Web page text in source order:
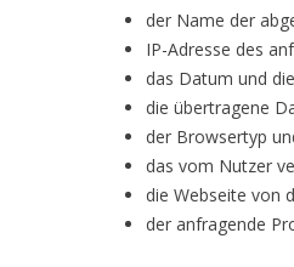
der Name der
IP-Adresse des
das Datum und
die übertragene
der Browsertyp
das vom Nutzer
die Webseite von
der anfragende